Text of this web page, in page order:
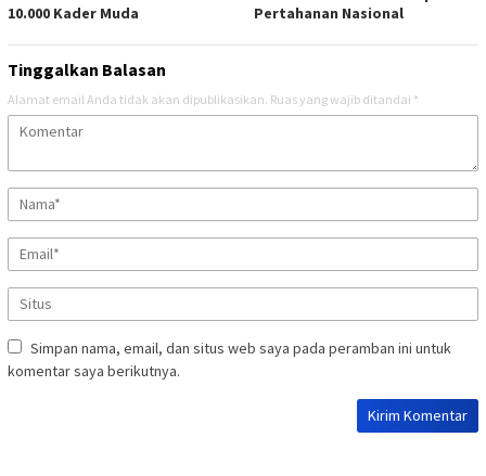
10.000 Kader Muda
Pertahanan Nasional
Tinggalkan Balasan
Alamat email Anda tidak akan dipublikasikan. Ruas yang wajib ditandai *
Simpan nama, email, dan situs web saya pada peramban ini untuk
komentar saya berikutnya.